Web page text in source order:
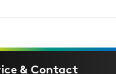
& Contact